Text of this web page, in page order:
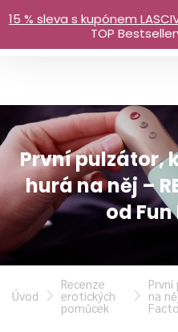
První pulzátor,
hurá na něj –
od
Úvod
Recenze
erotických
pomůcek
na
15 % sleva s kupónem
TOP